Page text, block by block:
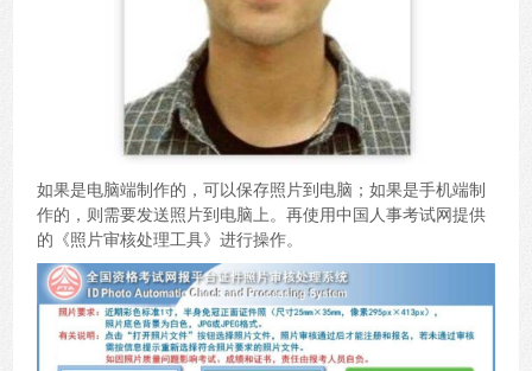
如果是电脑端制作的，可以保存照片到电脑；如果是手机端制
作的，则需要发送照片到电脑上。再使用中国人事考试网提供
的《照片审核处理工具》进行操作。